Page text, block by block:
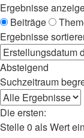
Ergebnisse
Beiträge
Ergebnisse
Absteigend
Suchzeitraum
Die ersten:
Stelle 0 als Wert